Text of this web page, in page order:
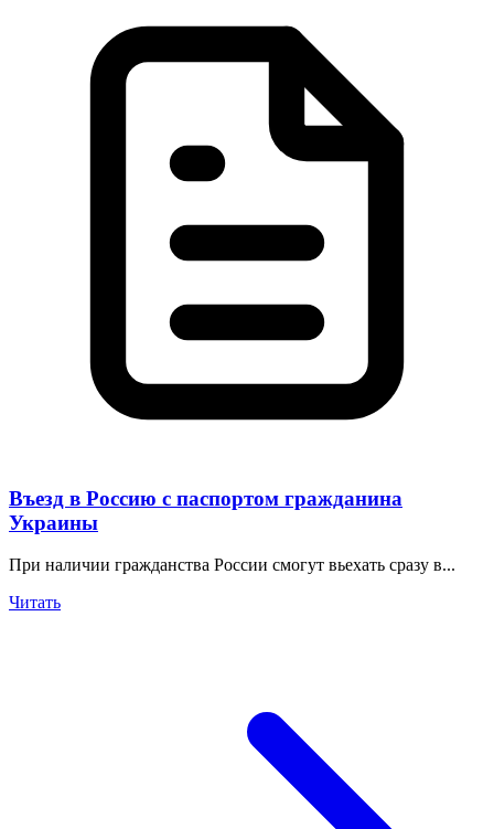
Въезд в Россию с паспортом гражданина
Украины
При наличии гражданства России смогут вьехать сразу в...
Читать